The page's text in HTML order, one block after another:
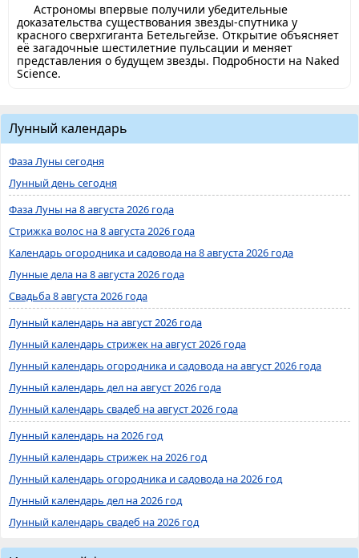
Астрономы впервые получили убедительные
доказательства существования звезды-спутника у
красного сверхгиганта Бетельгейзе. Открытие объясняет
её загадочные шестилетние пульсации и меняет
представления о будущем звезды. Подробности на Naked
Science.
Лунный календарь
Фаза Луны сегодня
Лунный день сегодня
Фаза Луны на 8 августа 2026 года
Стрижка волос на 8 августа 2026 года
Календарь огородника и садовода на 8 августа 2026 года
Лунные дела на 8 августа 2026 года
Свадьба 8 августа 2026 года
Лунный календарь на август 2026 года
Лунный календарь стрижек на август 2026 года
Лунный календарь огородника и садовода на август 2026 года
Лунный календарь дел на август 2026 года
Лунный календарь свадеб на август 2026 года
Лунный календарь на 2026 год
Лунный календарь стрижек на 2026 год
Лунный календарь огородника и садовода на 2026 год
Лунный календарь дел на 2026 год
Лунный календарь свадеб на 2026 год